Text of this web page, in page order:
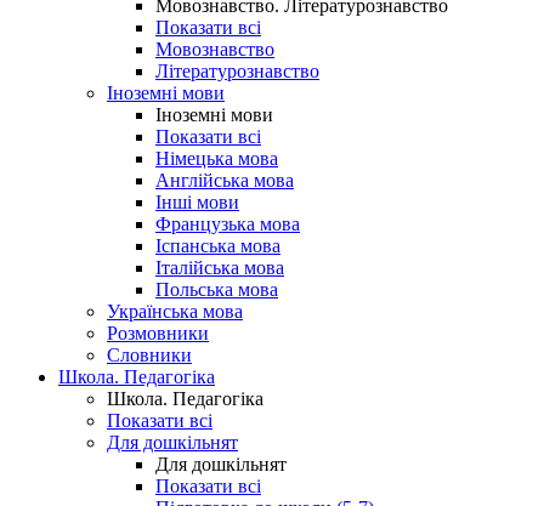
Мовознавство. Літературознавство
Показати всі
Мовознавство
Літературознавство
Іноземні мови
Іноземні мови
Показати всі
Німецька мова
Англійська мова
Інші мови
Французька мова
Іспанська мова
Італійська мова
Польська мова
Українська мова
Розмовники
Словники
Школа. Педагогіка
Школа. Педагогіка
Показати всі
Для дошкільнят
Для дошкільнят
Показати всі